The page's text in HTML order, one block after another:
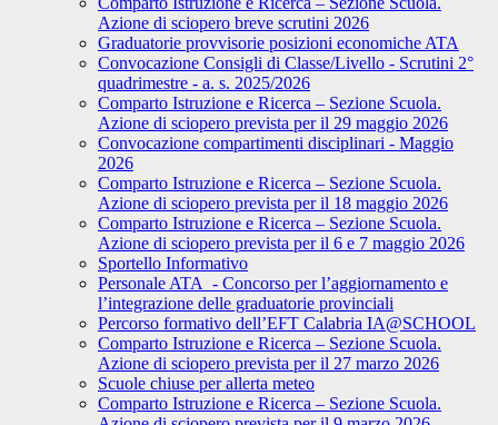
Azione di sciopero breve scrutini 2026
Graduatorie provvisorie posizioni economiche ATA
Convocazione Consigli di Classe/Livello - Scrutini 2°
quadrimestre - a. s. 2025/2026
Comparto Istruzione e Ricerca – Sezione Scuola.
Azione di sciopero prevista per il 29 maggio 2026
Convocazione compartimenti disciplinari - Maggio
2026
Comparto Istruzione e Ricerca – Sezione Scuola.
Azione di sciopero prevista per il 18 maggio 2026
Comparto Istruzione e Ricerca – Sezione Scuola.
Azione di sciopero prevista per il 6 e 7 maggio 2026
Sportello Informativo
Personale ATA - Concorso per l’aggiornamento e
l’integrazione delle graduatorie provinciali
Percorso formativo dell’EFT Calabria IA@SCHOOL
Comparto Istruzione e Ricerca – Sezione Scuola.
Azione di sciopero prevista per il 27 marzo 2026
Scuole chiuse per allerta meteo
Comparto Istruzione e Ricerca – Sezione Scuola.